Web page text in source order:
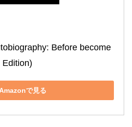
Before become
Amazonで見る